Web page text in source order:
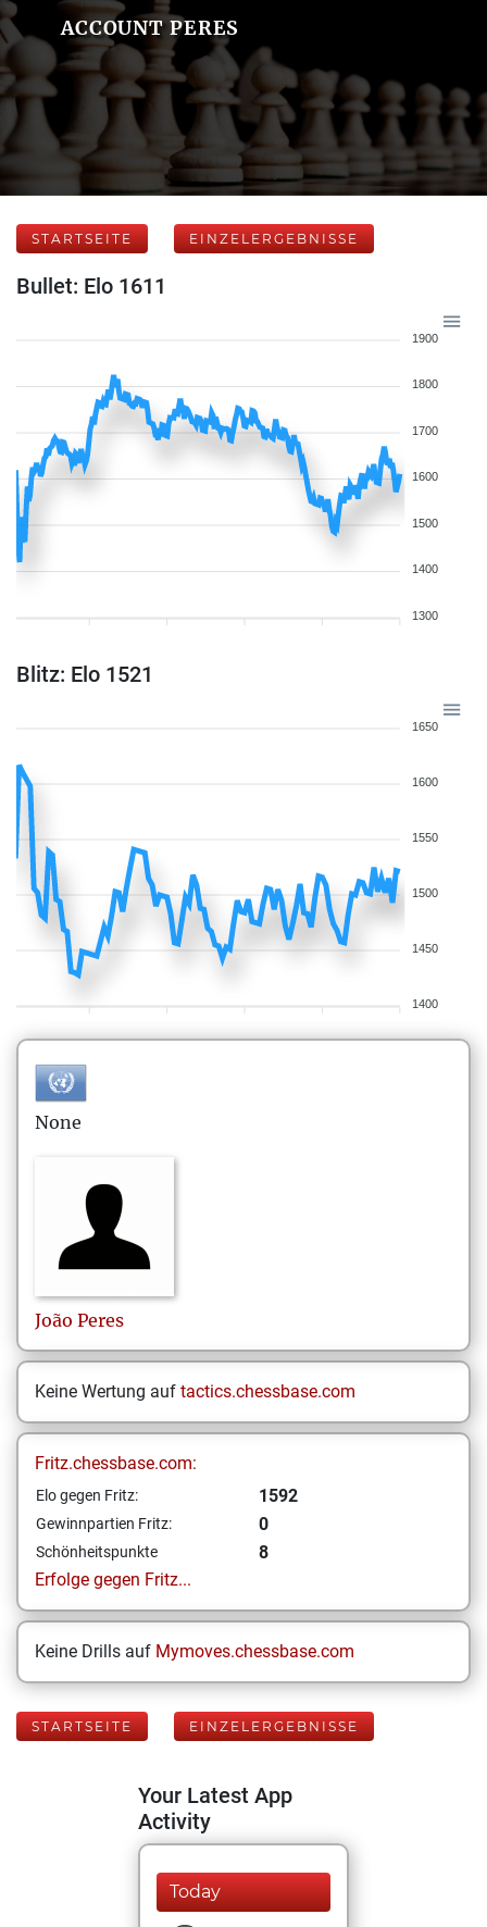
ACCOUNT PERES
STARTSEITE EINZELERGEBNISSE
Bullet: Elo 1611
1900
1800
1700
1600
1500
1400
1300
Blitz: Elo 1521
1650
1600
1550
1500
1450
1400
None
João Peres
Keine Wertung auf tactics.chessbase.com
Fritz.chessbase.com:
Elo gegen Fritz: 1592
Gewinnpartien Fritz: 0
Schönheitspunkte
8
Erfolge gegen Fritz...
Keine Drills auf Mymoves.chessbase.com
STARTSEITE EINZELERGEBNISSE
Your Latest App
Activity
Today